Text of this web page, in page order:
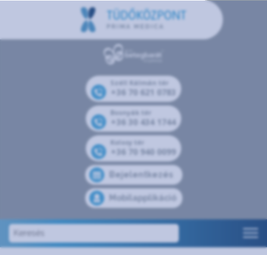
Széll Kálmán tér
+36 70 621 0783
Bosnyák tér
+36 30 434 1744
Kolosy tér
+36 70 940 0099
Bejelentkezés
Mobilapplikáció